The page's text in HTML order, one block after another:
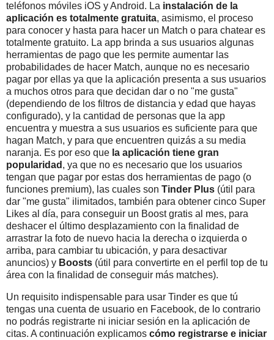
teléfonos móviles iOS y Android. La instalación de la
aplicación es totalmente gratuita, asimismo, el proceso
para conocer y hasta para hacer un Match o para chatear es
totalmente gratuito. La app brinda a sus usuarios algunas
herramientas de pago que les permite aumentar las
probabilidades de hacer Match, aunque no es necesario
pagar por ellas ya que la aplicación presenta a sus usuarios
a muchos otros para que decidan dar o no "me gusta"
(dependiendo de los filtros de distancia y edad que hayas
configurado), y la cantidad de personas que la app
encuentra y muestra a sus usuarios es suficiente para que
hagan Match, y para que encuentren quizás a su media
naranja. Es por eso que la aplicación tiene gran
popularidad , ya que no es necesario que los usuarios
tengan que pagar por estas dos herramientas de pago (o
funciones premium), las cuales son Tinder Plus (útil para
dar "me gusta" ilimitados, también para obtener cinco Super
Likes al día, para conseguir un Boost gratis al mes, para
deshacer el último desplazamiento con la finalidad de
arrastrar la foto de nuevo hacia la derecha o izquierda o
arriba, para cambiar tu ubicación, y para desactivar
anuncios) y Boosts (útil para convertirte en el perfil top de tu
área con la finalidad de conseguir más matches).
Un requisito indispensable para usar Tinder es que tú
tengas una cuenta de usuario en Facebook, de lo contrario
no podrás registrarte ni iniciar sesión en la aplicación de
citas. A continuación explicamos cómo registrarse e iniciar